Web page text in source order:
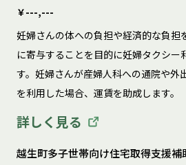
￥---,---
妊婦さんの体への負担や経済的な負担
に寄与することを目的に妊婦タクシー
す。妊婦さんが産婦人科への通院や外
を利用した場合、運賃を助成します。
詳しく見る
越生町多子世帯向け住宅取得支援補